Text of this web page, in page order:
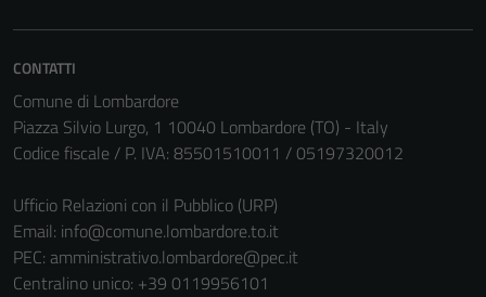
CONTATTI
Comune di Lombardore
Piazza Silvio Lurgo, 1 10040 Lombardore (TO) - Italy
Codice fiscale / P. IVA: 85501510011 / 05197320012
Ufficio Relazioni con il Pubblico (URP)
Email: info@comune.lombardore.to.it
PEC: amministrativo.lombardore@pec.it
Centralino unico: +39 0119956101